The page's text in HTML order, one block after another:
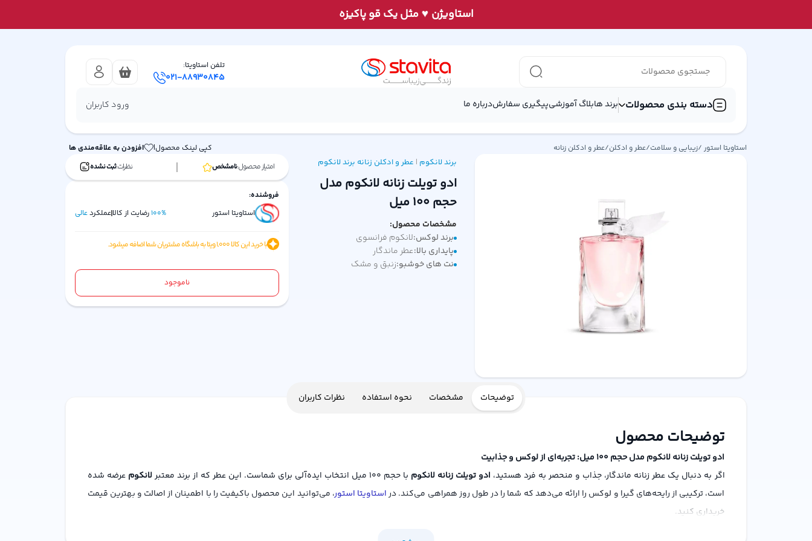
استاويژن ♥مثل يک قو پاكيزه
تلفن استاویتا:
021-88930845
دسته بندی محصولات برند هابلاگ آموزشیپیگیری سفارشدرباره ما ورود کاربران
استاویتا استور /زیبایی و سلامت/عطر و ادکلن/عطر و ادکلن زنانه کپی لینک محصول| افزودن به علاقه‌مندی ها
برند لانکوم | عطر و ادکلن زنانه برند لانکوم
ادو تویلت زنانه لانکوم مدل
حجم 100 میل
مشخصات محصول:
برند لوکس:لانکوم فرانسوی
پایداری بالا:عطر ماندگار
نت های خوشبو:زنبق و مشک
امتیاز محصول:نامشخص نظرات:ثبت نشده
فروشنده:
استاویتا استور
100% رضایت از کالاعملکردعالی
با خرید این کالا1,000ویتا به باشگاه مشتریان شما اضافه میشود.
ناموجود
توضیحات مشخصات نحوه استفاده نظرات کاربران
توضیحات محصول
ادو تویلت زنانه لانکوم مدل حجم 100 میل: تجربه‌ای از لوکس و جذابیت
اگر به دنبال یک عطر زنانه ماندگار، جذاب و منحصر به فرد هستید، ادو تویلت زنانه لانکوم با حجم 100 میل انتخاب ایده‌آلی برای شماست. این عطر که از برند معتبر لانکوم عرضه شده
است، ترکیبی از رایحه‌های گیرا و لوکس را ارائه می‌دهد که شما را در طول روز همراهی می‌کند. دراستاویتا استور، می‌توانید این محصول باکیفیت را با اطمینان از اصالت و بهترین قیمت
خریداری کنید.